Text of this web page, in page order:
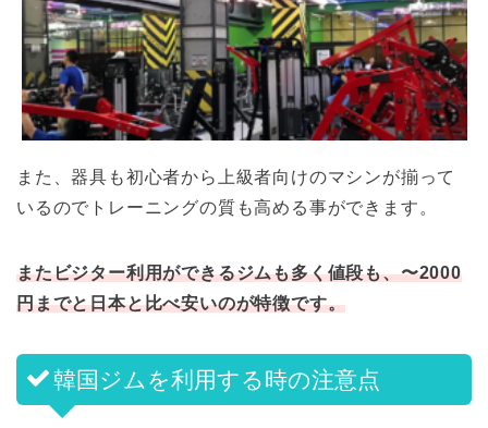
また、器具も初心者から上級者向けのマシンが揃って
いるのでトレーニングの質も高める事ができます。
またビジター利用ができるジムも多く値段も、〜2000
円までと日本と比べ安いのが特徴です。
韓国ジムを利用する時の注意点